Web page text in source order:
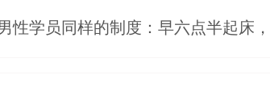
性学员同样的制度：早六点半起床